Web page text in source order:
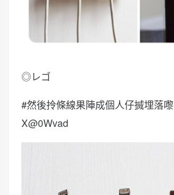
◎レゴ
#然後拎條線果陣成個人仔搣埋落嚟
X@0Wvad